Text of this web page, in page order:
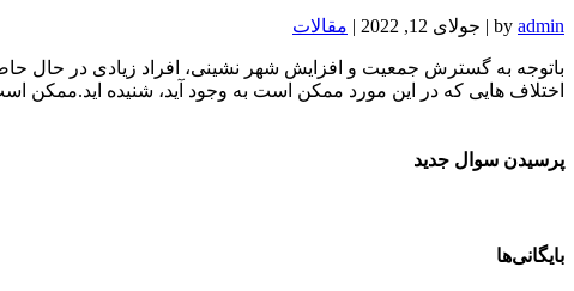
by admin
| جولای 12, 2022 | مقالات
باتوجه به گسترش جمعیت و افزایش شهر نشینی، افراد زیادی در حال
اختلاف هایی که در این مورد ممکن است به وجود آید، شنیده اید.ممکن
پرسیدن سوال جدید
بایگانی‌ها